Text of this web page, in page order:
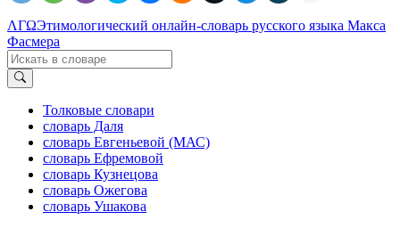
ΛΓΩЭтимологический онлайн-словарь русского языка Макса
Фасмера
Толковые словари
словарь Даля
словарь Евгеньевой (МАС)
словарь Ефремовой
словарь Кузнецова
словарь Ожегова
словарь Ушакова